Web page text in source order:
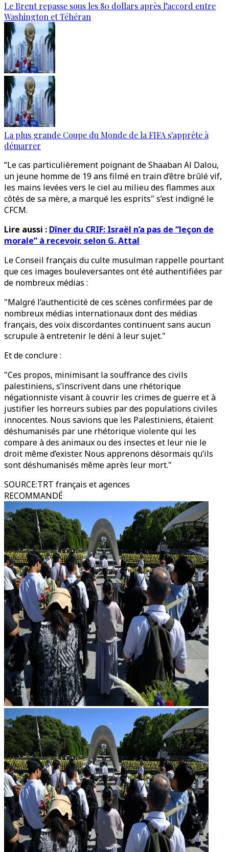
Le Brent repasse sous les 80 dollars après l’accord entre
Washington et Téhéran
La plus grande Coupe du Monde de la FIFA s'apprête à
démarrer
“Le cas particulièrement poignant de Shaaban Al Dalou,
un jeune homme de 19 ans filmé en train d’être brûlé vif,
les mains levées vers le ciel au milieu des flammes aux
côtés de sa mère, a marqué les esprits" s’est indigné le
CFCM.
Lire aussi : Dîner du CRIF: Israël n’a pas de “leçon de
morale” à recevoir, selon G. Attal
Le Conseil français du culte musulman rappelle pourtant
que ces images bouleversantes ont été authentifiées par
de nombreux médias :
"Malgré l’authenticité de ces scènes confirmées par de
nombreux médias internationaux dont des médias
français, des voix discordantes continuent sans aucun
scrupule à entretenir le déni à leur sujet."
Et de conclure :
"Ces propos, minimisant la souffrance des civils
palestiniens, s’inscrivent dans une rhétorique
négationniste visant à couvrir les crimes de guerre et à
justifier les horreurs subies par des populations civiles
innocentes. Nous savions que les Palestiniens, étaient
déshumanisés par une rhétorique violente qui les
compare à des animaux ou des insectes et leur nie le
droit même d’exister. Nous apprenons désormais qu’ils
sont déshumanisés même après leur mort."
SOURCE:TRT français et agences
RECOMMANDÉ